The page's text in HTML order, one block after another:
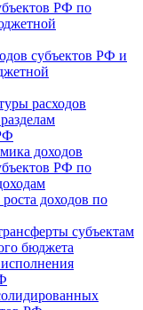
РФ по
субъектов РФ и
расходов
доходов
РФ по
доходов по
субъектам
бюджета